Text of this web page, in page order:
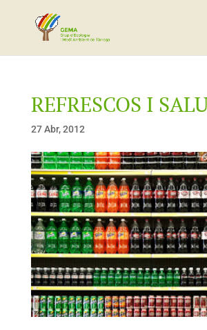
REFRESCOS I
27 Abr, 2012